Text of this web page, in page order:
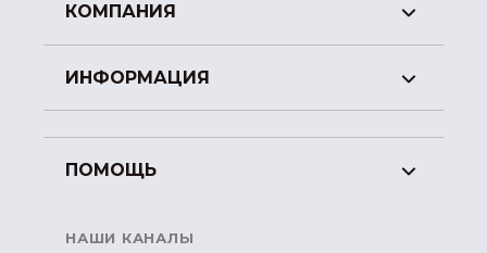
КОМПАНИЯ
ИНФОРМАЦИЯ
ПОМОЩЬ
НАШИ КАНАЛЫ